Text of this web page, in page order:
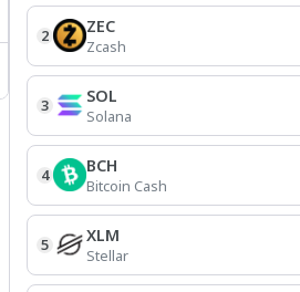
2 ZEC
Zcash
3 SOL
Solana
4 BCH
Bitcoin Cash
5 XLM
Stellar